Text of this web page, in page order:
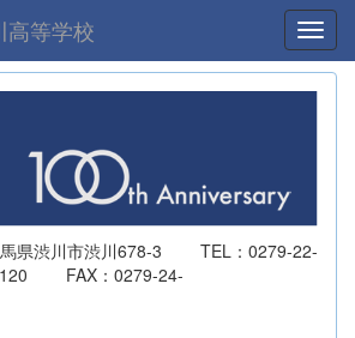
高等学校
渋川市渋川678-3 TEL：0279-22-
FAX：0279-24-